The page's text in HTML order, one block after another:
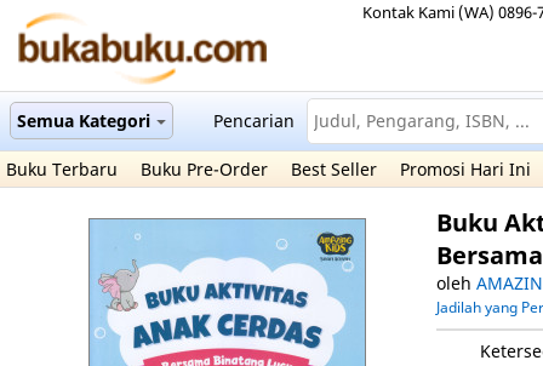
Kontak Kami (WA) 0896-
Semua Kategori Pencarian
Buku Terbaru Buku Pre-Order Best Seller Promosi Hari Ini
Buku
oleh
Jadilah yang